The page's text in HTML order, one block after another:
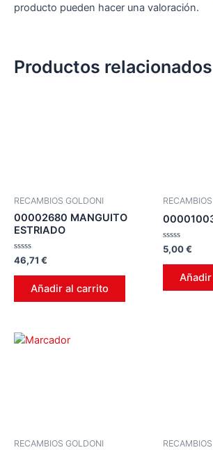
producto pueden hacer una valoración.
Productos relacionados
RECAMBIOS GOLDONI
00002680 MANGUITO
ESTRIADO
Valorado
en
0
46,71 €
Añadir al carrito
Valorado
en
0
5,00€
RECAMBIOS GOLDONI